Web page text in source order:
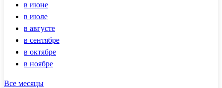
в июне
в июле
в августе
в сентябре
в октябре
в ноябре
Все месяцы